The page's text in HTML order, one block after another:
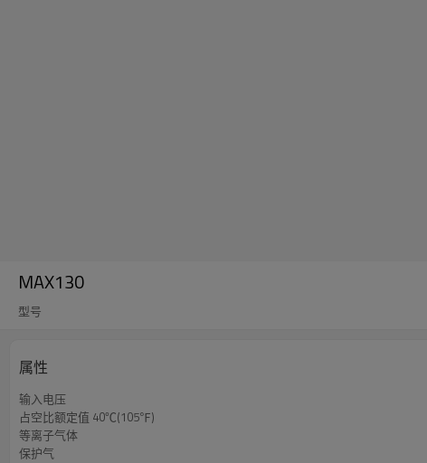
MAX130
型号
属性
输入电压
占空比额定值 40℃(105℉)
等离子气体
保护气